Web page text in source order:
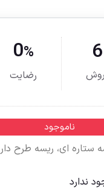
6
0%
رضایت
ناموجود
ستاره ای، ریسه طرح دار
ندارد